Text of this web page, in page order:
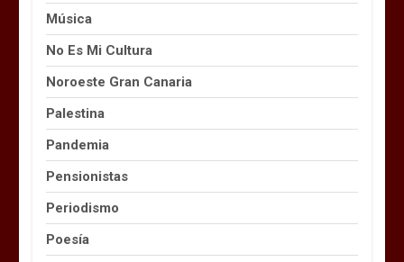
Música
No Es Mi Cultura
Noroeste Gran Canaria
Palestina
Pandemia
Pensionistas
Periodismo
Poesía